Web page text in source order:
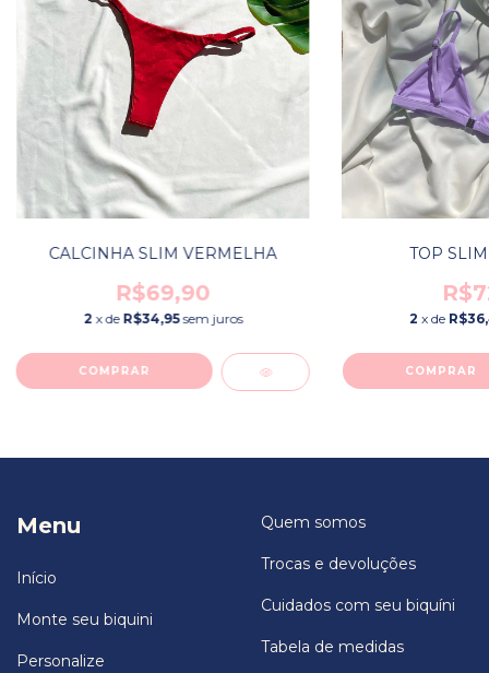
CALCINHA SLIM VERMELHA
R$69,90
2 x de R$34,95 sem juros
COMPRAR
TOP
2 x de
COMPRAR
Menu
Início
Monte seu biquini
Personalize
Quem somos
Trocas e devoluções
Cuidados com seu biquíni
Tabela de medidas